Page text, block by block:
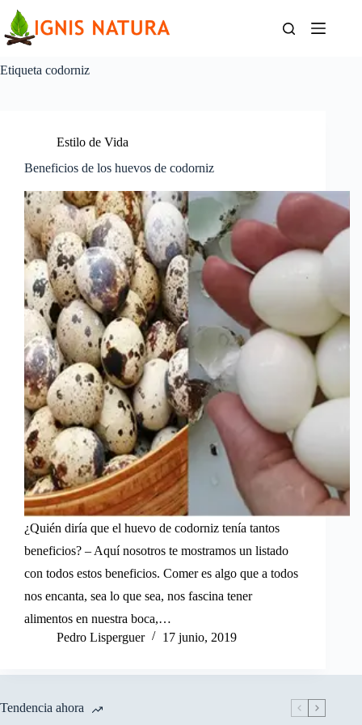
contenido
Etiqueta codorniz
Estilo de Vida
Beneficios de los huevos de codorniz
¿Quién diría que el huevo de codorniz tenía tantos
beneficios? – Aquí nosotros te mostramos un listado
con todos estos beneficios. Comer es algo que a todos
nos encanta, sea lo que sea, nos fascina tener
alimentos en nuestra boca,…
Pedro Lisperguer
17 junio, 2019
Tendencia ahora